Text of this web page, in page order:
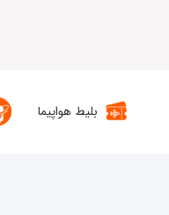
بلیط هواپیما